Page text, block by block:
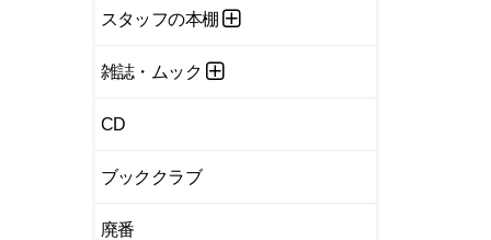
スタッフの本棚
雑誌・ムック
CD
ブッククラブ
廃番